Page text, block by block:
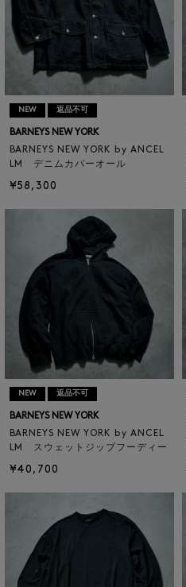
NEW 返品不可
BARNEYS NEW YORK
BARNEYS NEW YORK by ANCEL
LM デニムカバーオール
¥58,300
NEW 返品不可
BARNEYS NEW YORK
BARNEYS NEW YORK by ANCEL
LM スウェットジップフーディー
¥40,700